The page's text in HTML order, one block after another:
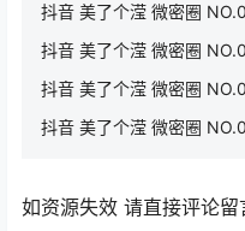
抖音 美了个滢 微密圈
抖音 美了个滢 微密圈
抖音 美了个滢 微密圈
抖音 美了个滢 微密圈
如资源失效 请直接评论